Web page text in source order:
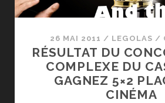
26 MAI 2011 / LEGOLAS /
RÉSULTAT DU
COMPLEXE DU
GAGNEZ 5×2
CINÉMA